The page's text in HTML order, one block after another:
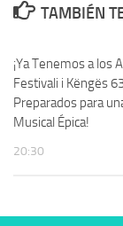
TAMBIÉN
¡Ya Tenemos a los
Festivali i Këngës
Preparados para
Musical Épica!
20:30